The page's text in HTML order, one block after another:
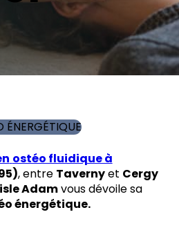
ÉNERGÉTIQUE
ostéo fluidique à
, entre Tavernyet Cergy
Adamvous dévoile sa
énergétique.